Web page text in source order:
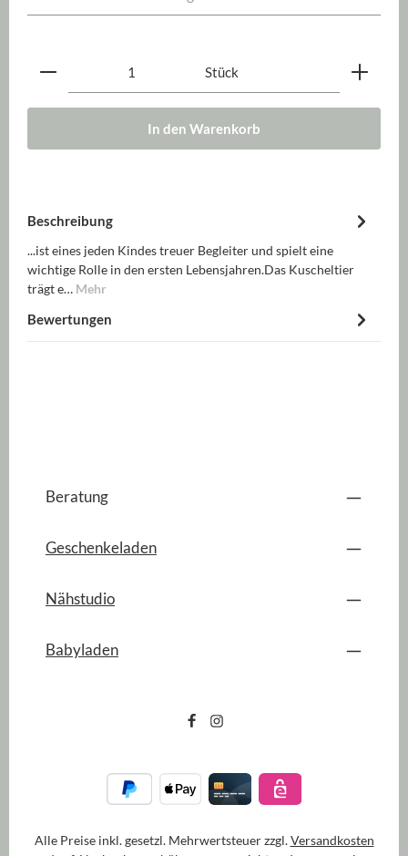
Produkt Anzahl: Gib den gewünschten Wert ein
Stück
In den Warenkorb
Beschreibung
...ist eines jeden Kindes treuer Begleiter und spielt eine
wichtige Rolle in den ersten Lebensjahren.Das Kuscheltier
trägt e… Mehr
Bewertungen
Beratung
Geschenkeladen
Nähstudio
Babyladen
Alle Preise inkl. gesetzl. Mehrwertsteuer zzgl.Versandkosten